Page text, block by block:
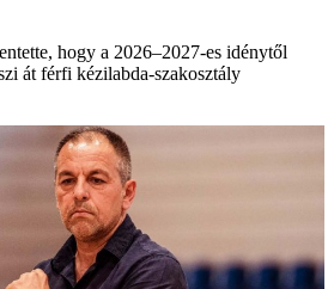
hogy a 2026–2027-es idénytől
át férfi kézilabda-szakosztály